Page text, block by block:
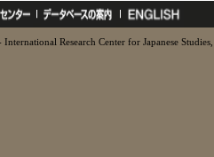
Research Center for Japanese